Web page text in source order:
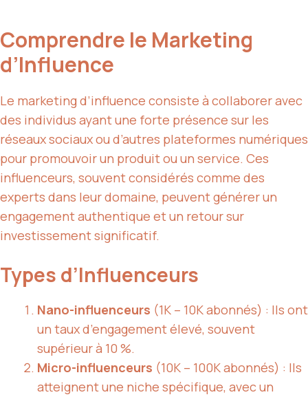
Comprendre le Marketing
d’Influence
Le marketing d’influence consiste à collaborer avec
des individus ayant une forte présence sur les
réseaux sociaux ou d’autres plateformes numériques
pour promouvoir un produit ou un service. Ces
influenceurs, souvent considérés comme des
experts dans leur domaine, peuvent générer un
engagement authentique et un retour sur
investissement significatif.
Types d’Influenceurs
Nano-influenceurs (1K – 10K abonnés) : Ils ont
un taux d’engagement élevé, souvent
supérieur à 10 %.
Micro-influenceurs (10K – 100K abonnés) : Ils
atteignent une niche spécifique, avec un